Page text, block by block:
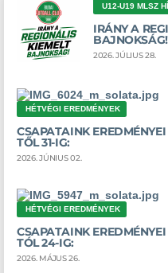
U12-U19 MLSZ
IRÁNY A
BAJNOKSÁG!
2026. JÚLIUS 28.
HÉTVÉGI EREDMÉNYEK
CSAPATAINK
TŐL 31-IG:
2026. JÚNIUS 02.
HÉTVÉGI EREDMÉNYEK
CSAPATAINK
TÓL 24-IG:
2026. MÁJUS 26.